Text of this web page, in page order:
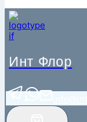
Инт Флор